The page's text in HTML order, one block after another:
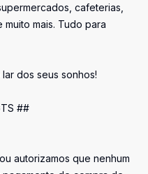
cafeterias,
mais. Tudo para
dos seus sonhos!
##
autorizamos que nenhum